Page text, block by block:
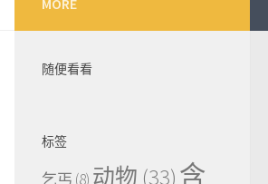
MORE
随便看看
标签
乞丐 (8) 动物 (33)含